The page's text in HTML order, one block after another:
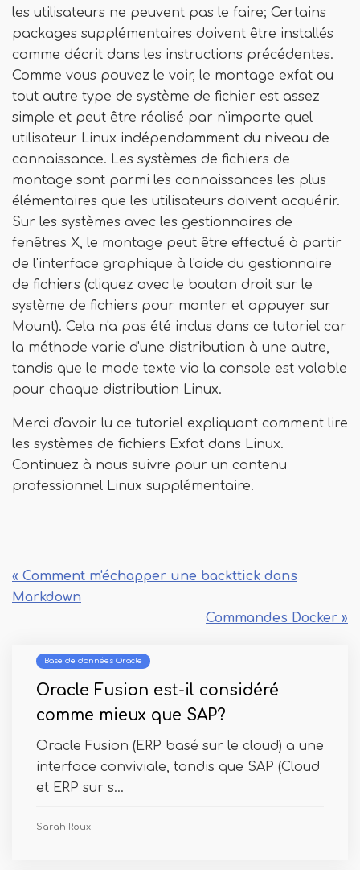
les utilisateurs ne peuvent pas le faire; Certains
packages supplémentaires doivent être installés
comme décrit dans les instructions précédentes.
Comme vous pouvez le voir, le montage exfat ou
tout autre type de système de fichier est assez
simple et peut être réalisé par n'importe quel
utilisateur Linux indépendamment du niveau de
connaissance. Les systèmes de fichiers de
montage sont parmi les connaissances les plus
élémentaires que les utilisateurs doivent acquérir.
Sur les systèmes avec les gestionnaires de
fenêtres X, le montage peut être effectué à partir
de l'interface graphique à l'aide du gestionnaire
de fichiers (cliquez avec le bouton droit sur le
système de fichiers pour monter et appuyer sur
Mount). Cela n'a pas été inclus dans ce tutoriel car
la méthode varie d'une distribution à une autre,
tandis que le mode texte via la console est valable
pour chaque distribution Linux.
Merci d'avoir lu ce tutoriel expliquant comment lire
les systèmes de fichiers Exfat dans Linux.
Continuez à nous suivre pour un contenu
professionnel Linux supplémentaire.
« Comment m'échapper une backttick dans
Markdown
Commandes Docker »
Base de données Oracle
Oracle Fusion est-il considéré
comme mieux que SAP?
Oracle Fusion (ERP basé sur le cloud) a une
interface conviviale, tandis que SAP (Cloud
et ERP sur s...
Sarah Roux